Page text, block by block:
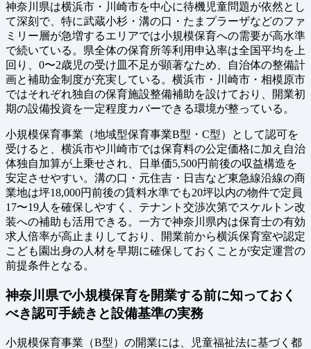
神奈川県は横浜市・川崎市を中心に待機児童問題が依然とし
て深刻で、特に武蔵小杉・溝の口・たまプラーザなどのファ
ミリー層が急増するエリアでは小規模保育への需要が高水準
で続いている。県全体の保育所等利用申込率は全国平均を上
回り、0〜2歳児の受け皿不足が顕著なため、自治体の整備計
画と補助金制度が充実している。横浜市・川崎市・相模原市
ではそれぞれ独自の保育施設整備補助を設けており、開業初
期の設備投資を一定程度カバーできる環境が整っている。
小規模保育事業（地域型保育事業B型・C型）として認可を
受けると、横浜市や川崎市では保育料の公定価格に加え自治
体独自加算が上乗せされ、日単価5,500円前後の収益構造を
安定させやすい。溝の口・元住吉・日吉など東急線沿線の商
業地は坪18,000円前後の賃料水準でも20坪以内の物件で定員
17〜19人を確保しやすく、テナント交渉次第でスケルトン改
装への補助も活用できる。一方で神奈川県内は保育士の有効
求人倍率が高止まりしており、開業前から横浜保育室や認定
こども園出身の人材を早期に確保しておくことが安定運営の
前提条件となる。
神奈川県で小規模保育を開業する前に知っておく
べき認可手続きと設備基準の実務
小規模保育事業（B型）の開業には、児童福祉法に基づく都